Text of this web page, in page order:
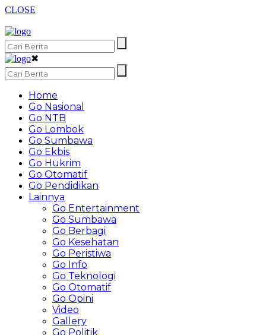
CLOSE
✖
Home
Go Nasional
Go NTB
Go Lombok
Go Sumbawa
Go Ekbis
Go Hukrim
Go Otomatif
Go Pendidikan
Lainnya
Go Entertainment
Go Sumbawa
Go Berbagi
Go Kesehatan
Go Peristiwa
Go Info
Go Teknologi
Go Otomatif
Go Opini
Video
Gallery
Go Politik